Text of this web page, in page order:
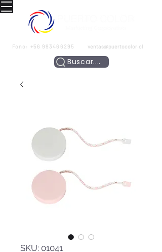
Fono: +56 993466295 ventas@puertocolor.cl
Buscar....
SKU: 01041